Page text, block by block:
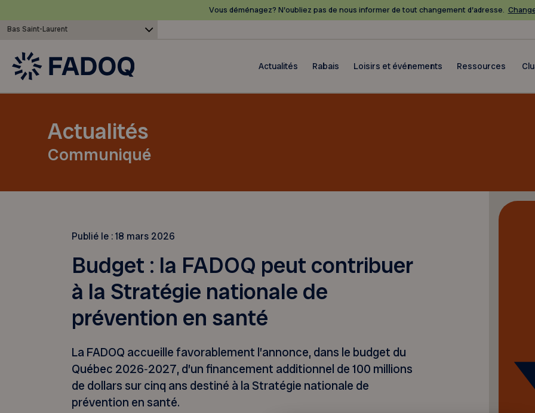
Vous déménagez? N’oubliez pas de nous informer de tout changement d’adresse.
Bas Saint-Laurent
Actualités Rabais Loisirs et événements Ressources
Actualités
Communiqué
Publié le :18 mars 2026
Budget : la FADOQ peut contribuer
à la Stratégie nationale de
prévention en santé
La FADOQ accueille favorablement l’annonce, dans le budget du
Québec 2026‑2027, d’un financement additionnel de 100 millions
de dollars sur cinq ans destiné à la Stratégie nationale de
prévention en santé.